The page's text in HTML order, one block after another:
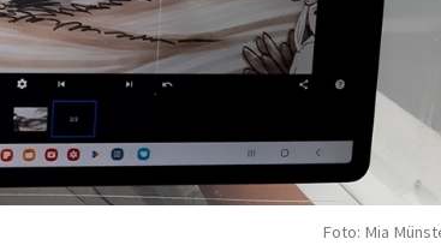
Foto: Mia